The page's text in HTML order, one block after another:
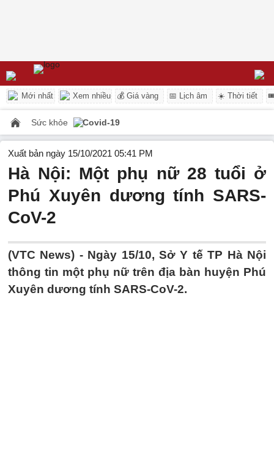
Mới nhất Xem nhiều 💰 Giá vàng 📅 Lịch âm ☀️ Thời tiết
Sức khỏe Covid-19
Xuất bản ngày 15/10/2021 05:41 PM
Hà Nội: Một phụ nữ 28 tuổi ở
Phú Xuyên dương tính SARS-
CoV-2
(VTC News) - Ngày 15/10, Sở Y tế TP Hà Nội
thông tin một phụ nữ trên địa bàn huyện Phú
Xuyên dương tính SARS-CoV-2.